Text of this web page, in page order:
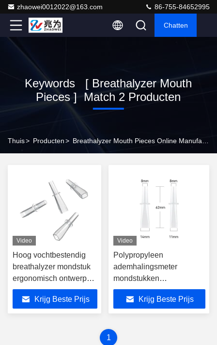
zhaowei0012022@163.com 86-755-84652995
Chatten
Keywords [ Breathalyzer Mouth
Pieces ] Match 2 Producten
Thuis> Producten>
Video
Hoog vochtbestendig
breathalyzer mondstuk
ergonomisch ontwerp
standaard
duurzaamheid
Krijg Beste Prijs
Video
Polypropyleen
ademhalingsmeter
mondstukken
Ergonomisch ontwerp voor
chemische toepassingen
Krijg Beste Prijs
1